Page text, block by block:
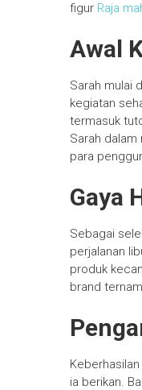
figur Raja
Awal
Sarah mulai
kegiatan
termasuk
Sarah
para
Gaya
Sebagai
perjalanan
produk
brand
ia berikan.